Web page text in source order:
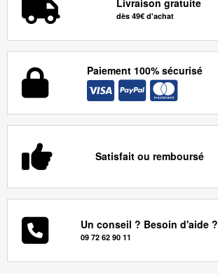
Livraison gratuite
dès 49€ d'achat
Paiement 100% sécurisé
Satisfait ou remboursé
Un conseil ? Besoin d'aide ?
09 72 62 90 11